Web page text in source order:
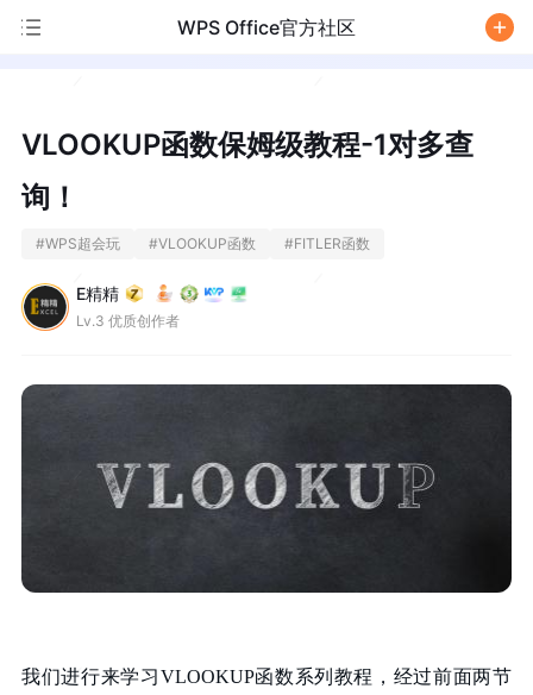
WPS Office官方社区
VLOOKUP函数保姆级教程-1对多查
询！
#WPS超会玩 #VLOOKUP函数 #FITLER函数
E精精
Lv.3 优质创作者
我们进行来学习VLOOKUP函数系列教程，经过前面两节